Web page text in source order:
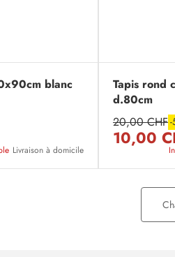
blanc
Livraison à domicile
Tapis rond
d.80cm
20,00 CHF
10,00